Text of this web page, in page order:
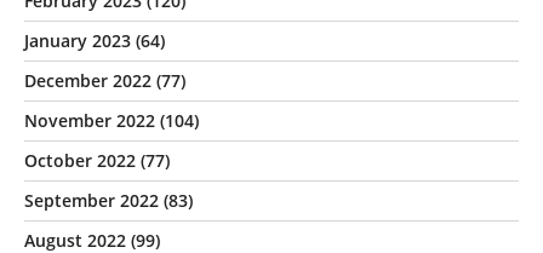
January 2023 (64)
December 2022 (77)
November 2022 (104)
October 2022 (77)
September 2022 (83)
August 2022 (99)